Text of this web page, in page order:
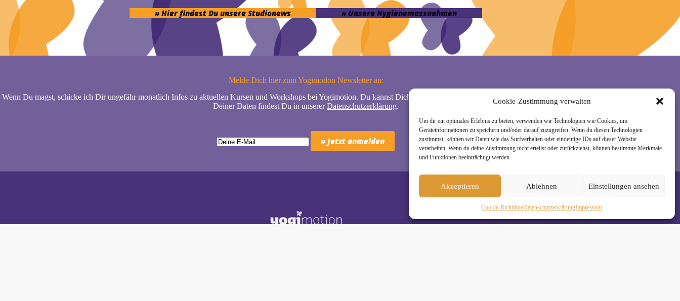
Cookie-Zustimmung verwalten
Um dir ein optimales Erlebnis zu bieten, verwenden wir Technologien wie Cookies, um
Geräteinformationen zu speichern und/oder darauf zuzugreifen. Wenn du diesen Technologien
zustimmst, können wir Daten wie das Surfverhalten oder eindeutige IDs auf dieser Website
verarbeiten. Wenn du deine Zustimmung nicht erteilst oder zurückziehst, können bestimmte Merkmale
und Funktionen beeinträchtigt werden.
Akzeptieren Ablehnen Einstellungen ansehen
Cookie-RichtlinieDaten­schutz­erklä­rungImpressum
» Hier findest Du unsere Studionews » Unsere Hygienemassnahmen
Melde Dich hier zum Yogimotion Newsletter an:
Wenn Du magst, schicke ich Dir ungefähr monatlich Infos zu aktuellen Kursen und Workshops bei Yogimotion. Du kannst Dich natürlich jederzeit wieder abmelden. Alle Details zur Nutzung
Deiner Daten findest Du in unsererDatenschutzerklärung.